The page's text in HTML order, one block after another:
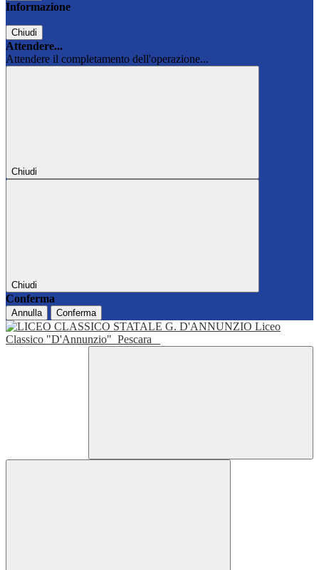
Informazione
Chiudi
Attendere...
Attendere il completamento dell'operazione...
Chiudi
Chiudi
Conferma
Annulla Conferma
Liceo
Classico "D'Annunzio" Pescara